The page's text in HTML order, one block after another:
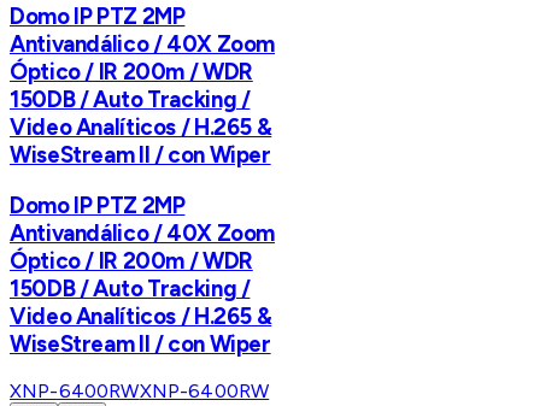
Domo IP PTZ 2MP
Antivandálico / 40X Zoom
Óptico / IR 200m / WDR
150DB / Auto Tracking /
Video Analíticos / H.265 &
WiseStream II / con Wiper
Domo IP PTZ 2MP
Antivandálico / 40X Zoom
Óptico / IR 200m / WDR
150DB / Auto Tracking /
Video Analíticos / H.265 &
WiseStream II / con Wiper
XNP-6400RWXNP-6400RW